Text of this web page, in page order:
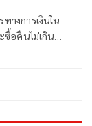
างการเงินใน
ซื้อคืนไม่เกิน